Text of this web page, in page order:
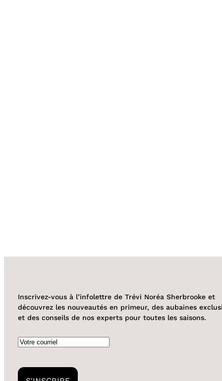
Inscrivez-vous à l’infolettre de Trévi Noréa Sherbrooke et
découvrez les nouveautés en primeur, des aubaines
et des conseils de nos experts pour toutes les saisons.
Courriel